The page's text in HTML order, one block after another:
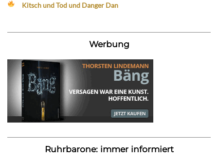
Kitsch und Tod und Danger Dan
Werbung
Ruhrbarone: immer informiert